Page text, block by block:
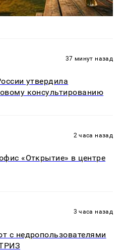
37 минут назад
утвердила
консультированию
2 часа назад
«Открытие» в центре
3 часа назад
с недропользователями